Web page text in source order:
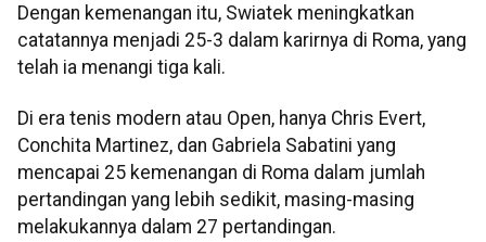
Dengan kemenangan itu, Swiatek meningkatkan
catatannya menjadi 25-3 dalam karirnya di Roma, yang
telah ia menangi tiga kali.
Di era tenis modern atau Open, hanya Chris Evert,
Conchita Martinez, dan Gabriela Sabatini yang
mencapai 25 kemenangan di Roma dalam jumlah
pertandingan yang lebih sedikit, masing-masing
melakukannya dalam 27 pertandingan.